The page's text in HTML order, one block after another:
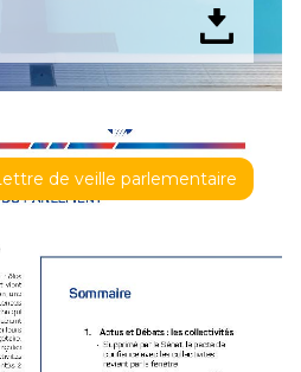
de veille parlementaire